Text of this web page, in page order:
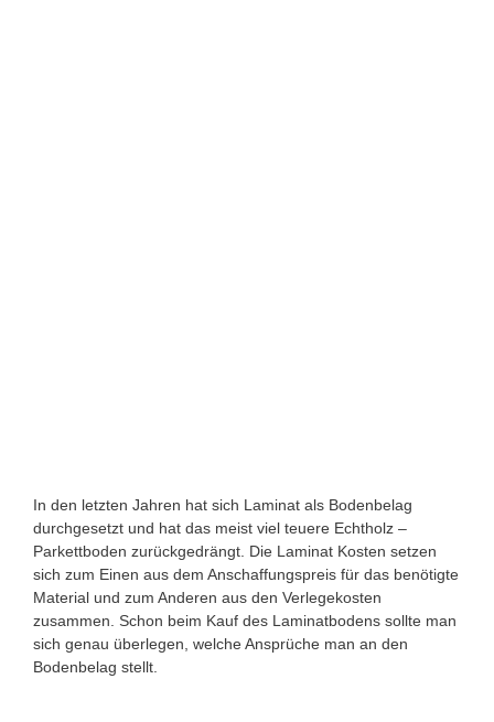
In den letzten Jahren hat sich Laminat als Bodenbelag
durchgesetzt und hat das meist viel teuere Echtholz –
Parkettboden zurückgedrängt. Die Laminat Kosten setzen
sich zum Einen aus dem Anschaffungspreis für das benötigte
Material und zum Anderen aus den Verlegekosten
zusammen. Schon beim Kauf des Laminatbodens sollte man
sich genau überlegen, welche Ansprüche man an den
Bodenbelag stellt.